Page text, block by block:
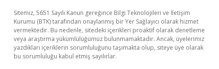
Sitemiz, 5651 Sayılı Kanun gereğince Bilgi Teknolojileri ve İletişim
Kurumu (BTK) tarafından onaylanmış bir Yer Sağlayıcı olarak hizmet
vermektedir. Bu nedenle, sitedeki içerikleri proaktif olarak denetleme
veya araştırma yükümlülüğümüz bulunmamaktadır. Ancak, üyelerimiz
yazdıkları içeriklerin sorumluluğunu taşımakta olup, siteye üye olarak
bu sorumluluğu kabul etmiş sayılırlar.